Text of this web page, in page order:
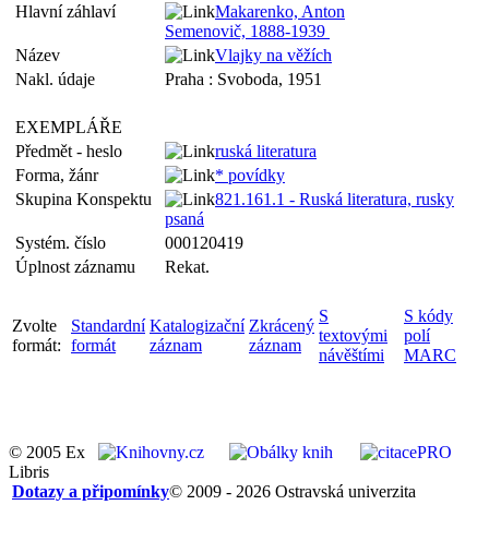
Hlavní záhlaví
Makarenko, Anton
Semenovič, 1888-1939
Název
Vlajky na věžích
Nakl. údaje
Praha : Svoboda, 1951
EXEMPLÁŘE
Předmět - heslo
ruská literatura
Forma, žánr
* povídky
Skupina Konspektu
821.161.1 - Ruská literatura, rusky
psaná
Systém. číslo
000120419
Úplnost záznamu
Rekat.
Zvolte
formát:
Standardní
formát
Katalogizační
záznam
Zkrácený
záznam
S
textovými
návěštími
S kódy
polí
MARC
© 2005 Ex
Libris
© 2009 - 2026 Ostravská univerzita
Dotazy a připomínky